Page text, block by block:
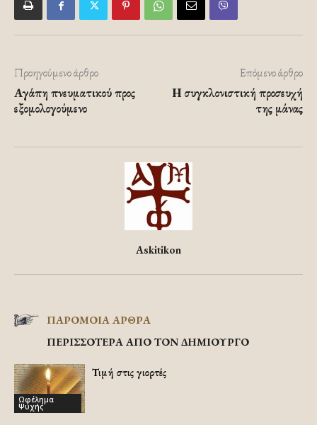
Προηγούμενο άρθρο
Αγάπη πνευματικού προς
εξομολογούμενο
Επόμενο άρθρο
Η συγκλονιστική προσευχή
της μάνας
Askitikon
ΠΑΡΟΜΟΙΑ ΑΡΘΡΑ
ΠΕΡΙΣΣΟΤΕΡΑ ΑΠΟ ΤΟΝ ΔΗΜΙΟΥΡΓΟ
Ωφέλημα
Ψυχής
Τιμή στις γιορτές